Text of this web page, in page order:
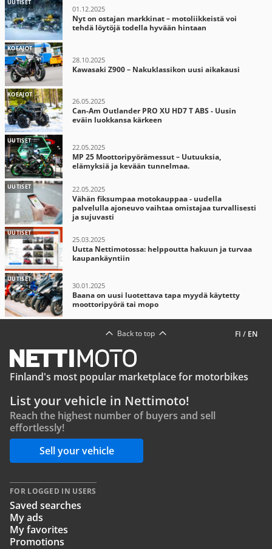
UUTISET
01.12.2025
Nyt on ostajan markkinat – motoliikkeistä voi
tehdä löytöjä todella hyvään hintaan
KOEAJOT
28.10.2025
Kawasaki Z900 – Nakuklassikon uusi aikakausi
KOEAJOT
26.05.2025
Can-Am Outlander PRO XU HD7 T ABS - Uusin
eväin luokkansa kärkeen
UUTISET
22.05.2025
MP 25 Moottoripyörämessut – Uutuuksia,
elämyksiä ja kevään tunnelmaa.
UUTISET 22.05.2025
Vähän fiksumpaa motokauppaa - uudella
palvelulla ajoneuvo vaihtaa omistajaa turvallisesti
ja sujuvasti
UUTISET
25.03.2025
Uutta Nettimotossa: helppoutta hakuun ja turvaa
kaupankäyntiin
UUTISET
30.01.2025
Baana on uusi luotettava tapa myydä käytetty
moottoripyörä tai mopo
FI / EN
Back to top
Finland's most popular marketplace for motorbikes
List your vehicle in Nettimoto!
Reach the highest number of buyers and sell
effortlessly!
Sell your vehicle
FOR LOGGED IN USERS
Saved searches
My ads
My favorites
Promotions